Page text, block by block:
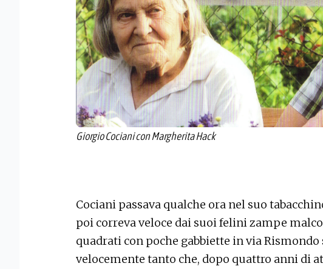
Giorgio Cociani con Margherita Hack
Cociani passava qualche ora nel suo
poi correva veloce dai suoi felini zampe
quadrati con poche gabbiette in via
velocemente tanto che, dopo quattro anni di